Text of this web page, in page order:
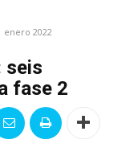
enero 2022
seis
fase 2